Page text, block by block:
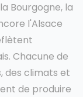
Bourgogne, la
l'Alsace
Chacune de
des climats et
de produire